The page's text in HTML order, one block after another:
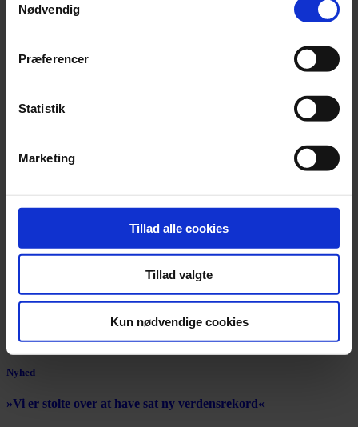
Nødvendig
Præferencer
Statistik
Marketing
Tillad alle cookies
Tillad valgte
Kun nødvendige cookies
Lucienne Renaudin Vary er den femogtyvende modtager af prisen,
Nyhed
»Vi er stolte over at have sat ny verdensrekord«